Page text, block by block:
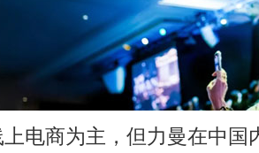
电商为主，但力曼在中国